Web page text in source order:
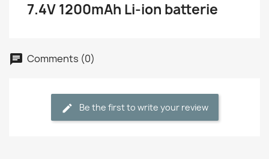
7.4V 1200mAh Li-ion batterie
Comments (0)
Be the first to write your review